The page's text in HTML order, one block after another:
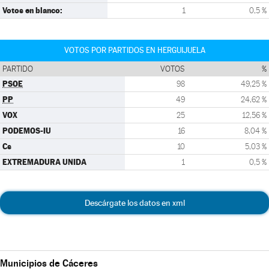
Votos en blanco: 1 0,5 %
VOTOS POR PARTIDOS EN HERGUIJUELA
PARTIDO VOTOS %
PSOE 98 49,25 %
PP 49 24,62 %
VOX 25 12,56 %
PODEMOS-IU 16 8,04 %
Cs 10 5,03 %
EXTREMADURA UNIDA 1 0,5 %
Descárgate los datos en xml
Municipios de Cáceres